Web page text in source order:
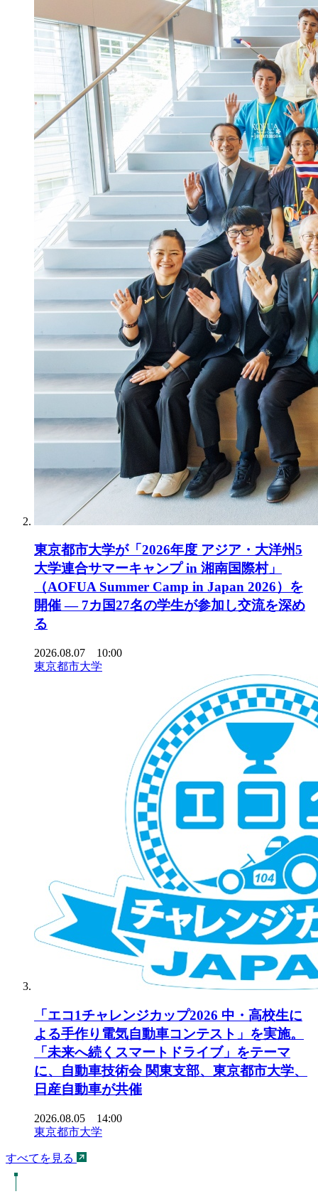
東京都市大学が「2026年度 アジア・大洋州5
大学連合サマーキャンプ in 湘南国際村」
（AOFUA Summer Camp in Japan 2026）を
開催 ― 7カ国27名の学生が参加し交流を深め
る
2026.08.07 10:00
東京都市大学
「エコ1チャレンジカップ2026 中・高校生に
よる手作り電気自動車コンテスト」を実施。
「未来へ続くスマートドライブ」をテーマ
に、自動車技術会 関東支部、東京都市大学、
日産自動車が共催
2026.08.05 14:00
東京都市大学
すべてを見る